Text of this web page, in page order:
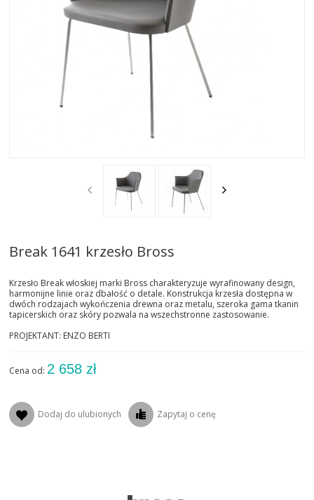
AKTUALNOSCI
STREFA-PROJEKTANTA
REALIZACJE
Break 1641 krzesło Bross
Krzesło Break włoskiej marki Bross charakteryzuje wyrafinowany design,
harmonijne linie oraz dbałość o detale. Konstrukcja krzesła dostępna w
dwóch rodzajach wykończenia drewna oraz metalu, szeroka gama tkanin
tapicerskich oraz skóry pozwala na wszechstronne zastosowanie.
PROJEKTANT: ENZO BERTI
Cena od: 2 658 zł
Dodaj do ulubionych Zapytaj o cenę